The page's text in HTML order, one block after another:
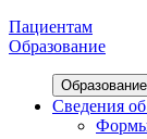
Пациентам
Образование
Образование
Сведения об
Формы